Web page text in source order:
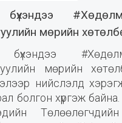
мөрийн
мөрийн
нийслэлд
болгон хүргэж